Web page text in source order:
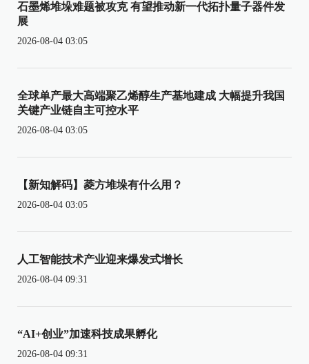
石墨烯堆垛难题被攻克 有望推动新一代拓扑量子器件发
展
2026-08-04 03:05
全球单产最大高端聚乙烯醇生产基地建成 大幅提升我国
关键产业链自主可控水平
2026-08-04 03:05
【新知解码】菱方堆垛有什么用？
2026-08-04 03:05
人工智能技术产业迎来爆发式增长
2026-08-04 09:31
“AI+创业”加速科技成果孵化
2026-08-04 09:31